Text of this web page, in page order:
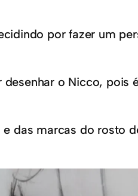
por fazer um
o Nicco, pois
das marcas do rosto